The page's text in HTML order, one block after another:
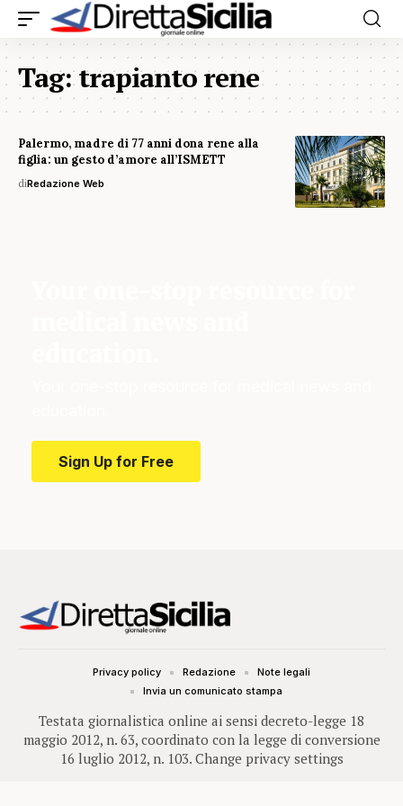
Tag:trapianto rene
Palermo, madre di 77 anni dona rene alla
figlia: un gesto d’amore all’ISMETT
diRedazione Web
Sign Up for Free
Testata giornalistica online ai sensi decreto-legge 18
maggio 2012, n. 63, coordinato con la legge di conversione
16 luglio 2012, n. 103. Change privacy settings
Privacy policy Redazione
Note legali
Invia un comunicato stampa